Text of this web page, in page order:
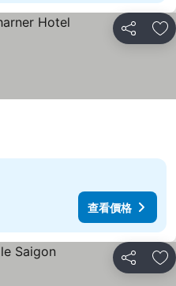
分享 加
價格
查看價格
分享 加